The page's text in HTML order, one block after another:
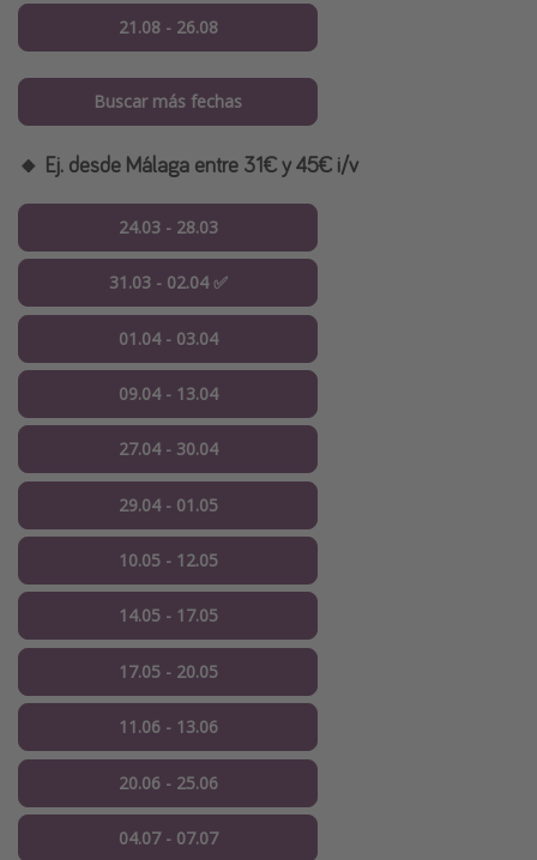
21.08 - 26.08
Buscar más fechas
🔸 Ej. desde Málaga entre 31€ y 45€ i/v
24.03 - 28.03
31.03 - 02.04 ✅
01.04 - 03.04
09.04 - 13.04
27.04 - 30.04
29.04 - 01.05
10.05 - 12.05
14.05 - 17.05
17.05 - 20.05
11.06 - 13.06
20.06 - 25.06
04.07 - 07.07